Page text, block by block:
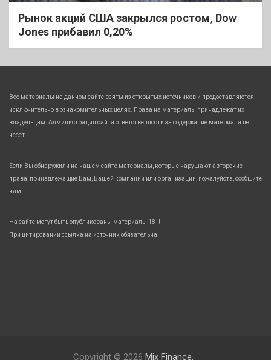
Рынок акций США закрылся ростом, Dow
Jones прибавил 0,20%
Все материалы на данном сайте взяты из открытых источников и предоставляются
исключительно в ознакомительных целях. Права на материалы принадлежат их
владельцам. Администрация сайта ответственности за содержание материала не
несет.
Если Вы обнаружили на нашем сайте материалы, которые нарушают авторские
права, принадлежащие Вам, Вашей компании или организации, пожалуйста, сообщите
нам.
На сайте могут быть опубликованы материалы 18+!
При цитировании ссылка на источник обязательна.
Copyright © 2026 Mix Finance.